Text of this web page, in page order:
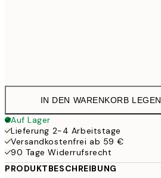
IN DEN WARENKORB LEGEN
Auf Lager
Lieferung 2-4 Arbeitstage
Versandkostenfrei ab 59 €
90 Tage Widerrufsrecht
PRODUKTBESCHREIBUNG